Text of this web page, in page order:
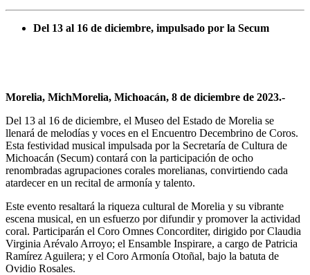
Del 13 al 16 de diciembre, impulsado por la Secum
Morelia, MichMorelia, Michoacán, 8 de diciembre de 2023.-
Del 13 al 16 de diciembre, el Museo del Estado de Morelia se
llenará de melodías y voces en el Encuentro Decembrino de Coros.
Esta festividad musical impulsada por la Secretaría de Cultura de
Michoacán (Secum) contará con la participación de ocho
renombradas agrupaciones corales morelianas, convirtiendo cada
atardecer en un recital de armonía y talento.
Este evento resaltará la riqueza cultural de Morelia y su vibrante
escena musical, en un esfuerzo por difundir y promover la actividad
coral. Participarán el Coro Omnes Concorditer, dirigido por Claudia
Virginia Arévalo Arroyo; el Ensamble Inspirare, a cargo de Patricia
Ramírez Aguilera; y el Coro Armonía Otoñal, bajo la batuta de
Ovidio Rosales.